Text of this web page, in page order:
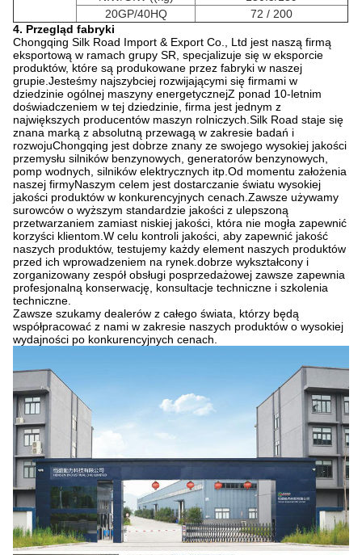
20GP/40HQ
72 / 200
4. Przegląd fabryki
Chongqing Silk Road Import & Export Co., Ltd jest naszą firmą
eksportową w ramach grupy SR, specjalizuje się w eksporcie
produktów, które są produkowane przez fabryki w naszej
grupie.Jesteśmy najszybciej rozwijającymi się firmami w
dziedzinie ogólnej maszyny energetycznejZ ponad 10-letnim
doświadczeniem w tej dziedzinie, firma jest jednym z
największych producentów maszyn rolniczych.Silk Road staje się
znana marką z absolutną przewagą w zakresie badań i
rozwojuChongqing jest dobrze znany ze swojego wysokiej jakości
przemysłu silników benzynowych, generatorów benzynowych,
pomp wodnych, silników elektrycznych itp.Od momentu założenia
naszej firmyNaszym celem jest dostarczanie światu wysokiej
jakości produktów w konkurencyjnych cenach.Zawsze używamy
surowców o wyższym standardzie jakości z ulepszoną
przetwarzaniem zamiast niskiej jakości, która nie mogła zapewnić
korzyści klientom.W celu kontroli jakości, aby zapewnić jakość
naszych produktów, testujemy każdy element naszych produktów
przed ich wprowadzeniem na rynek.dobrze wykształcony i
zorganizowany zespół obsługi posprzedażowej zawsze zapewnia
profesjonalną konserwację, konsultacje techniczne i szkolenia
techniczne.
Zawsze szukamy dealerów z całego świata, którzy będą
współpracować z nami w zakresie naszych produktów o wysokiej
wydajności po konkurencyjnych cenach.